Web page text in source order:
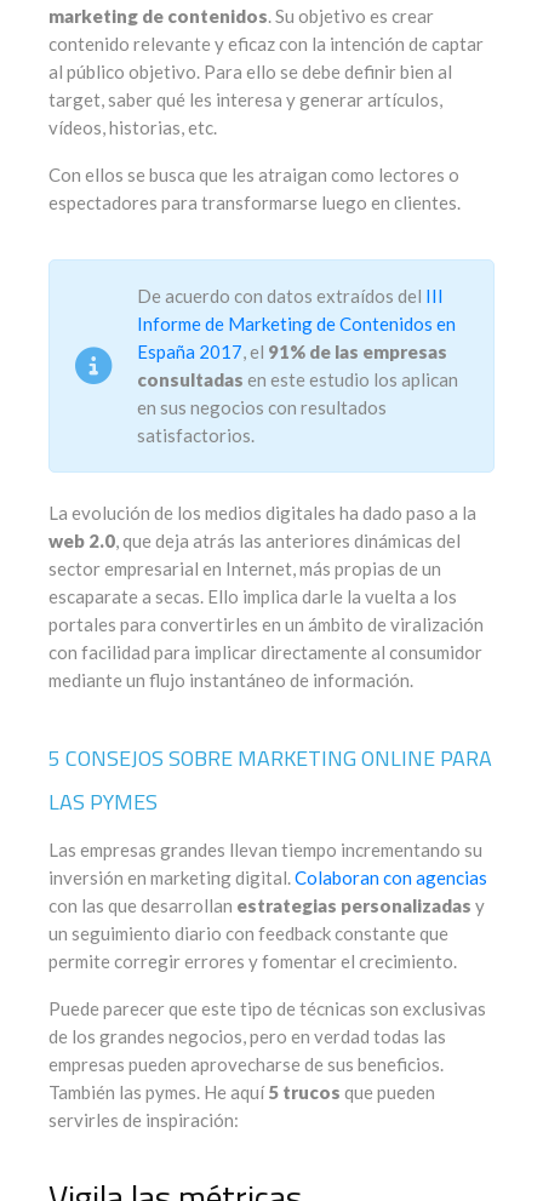
marketing de contenidos. Su objetivo es crear
contenido relevante y eficaz con la intención de captar
al público objetivo. Para ello se debe definir bien al
target, saber qué les interesa y generar artículos,
vídeos, historias, etc.
Con ellos se busca que les atraigan como lectores o
espectadores para transformarse luego en clientes.
De acuerdo con datos extraídos del III
Informe de Marketing de Contenidos en
España 2017, el 91% de las empresas
consultadas en este estudio los aplican
en sus negocios con resultados
satisfactorios.
La evolución de los medios digitales ha dado paso a la
web 2.0, que deja atrás las anteriores dinámicas del
sector empresarial en Internet, más propias de un
escaparate a secas. Ello implica darle la vuelta a los
portales para convertirles en un ámbito de viralización
con facilidad para implicar directamente al consumidor
mediante un flujo instantáneo de información.
5 CONSEJOS SOBRE MARKETING ONLINE PARA
LAS PYMES
Las empresas grandes llevan tiempo incrementando su
inversión en marketing digital.Colaboran con agencias
con las que desarrollan estrategias personalizadas y
un seguimiento diario con feedback constante que
permite corregir errores y fomentar el crecimiento.
Puede parecer que este tipo de técnicas son exclusivas
de los grandes negocios, pero en verdad todas las
empresas pueden aprovecharse de sus beneficios.
También las pymes. He aquí5 trucos que pueden
servirles de inspiración: